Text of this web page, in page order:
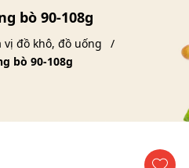
bò 90-108g
vị đồ khô, đồ uống
bò 90-108g